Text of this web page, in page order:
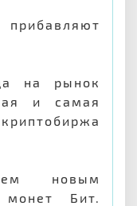
на рынок
и самая
новым
Бит.